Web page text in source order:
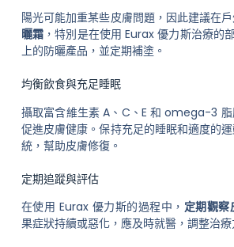
陽光可能加重某些皮膚問題，因此建議在
曬霜 ，特別是在使用 Eurax 優力斯治療的
上的防曬產品，並定期補塗。
均衡飲食與充足睡眠
攝取富含維生素 A、C、E 和 omega-3
促進皮膚健康。保持充足的睡眠和適度的
統，幫助皮膚修復。
定期追蹤與評估
在使用 Eurax 優力斯的過程中， 定期觀察
果症狀持續或惡化，應及時就醫，調整治療